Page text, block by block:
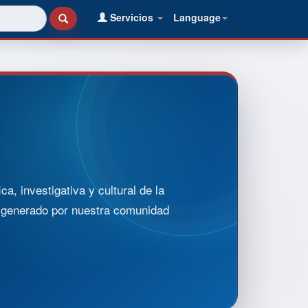
Language
Servicios
investigativa y cultural de la
por nuestra comunidad